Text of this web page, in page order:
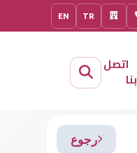
TR
EN
اتصل
بنا
رجوع